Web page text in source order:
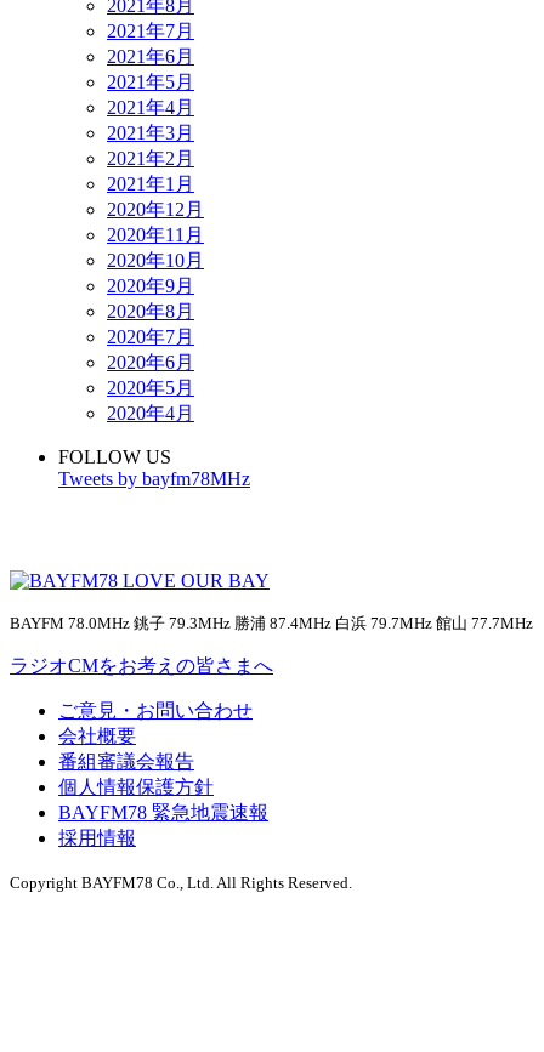
2021年8月
2021年7月
2021年6月
2021年5月
2021年4月
2021年3月
2021年2月
2021年1月
2020年12月
2020年11月
2020年10月
2020年9月
2020年8月
2020年7月
2020年6月
2020年5月
2020年4月
FOLLOW US
Tweets by bayfm78MHz
BAYFM 78.0MHz 銚子 79.3MHz 勝浦 87.4MHz 白浜 79.7MHz 館山 77.7MHz
ラジオCMをお考えの皆さまへ
ご意見・お問い合わせ
会社概要
番組審議会報告
個人情報保護方針
BAYFM78 緊急地震速報
採用情報
Copyright BAYFM78 Co., Ltd. All Rights Reserved.